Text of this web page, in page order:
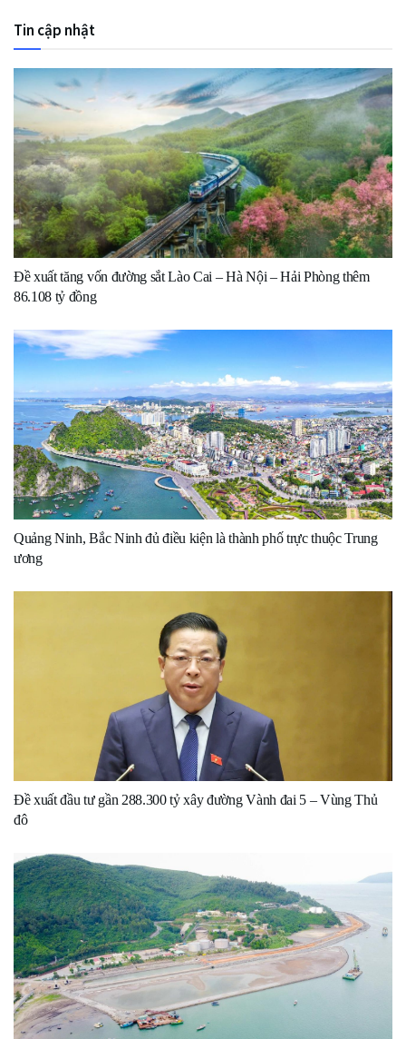
Tin cập nhật
Đề xuất tăng vốn đường sắt Lào Cai – Hà Nội – Hải Phòng thêm
86.108 tỷ đồng
Quảng Ninh, Bắc Ninh đủ điều kiện là thành phố trực thuộc Trung
ương
Đề xuất đầu tư gần 288.300 tỷ xây đường Vành đai 5 – Vùng Thủ
đô